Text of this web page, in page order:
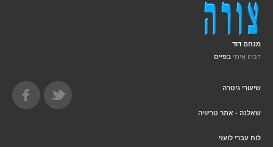
מנחם דוד
דברו איתי בפייס
שיעורי גיטרה
שאלנה - אתר טריוויה
לוח עברי לועזי